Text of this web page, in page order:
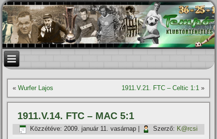
«Wurfer Lajos 1911.V.21. FTC – Celtic 1:1»
1911.V.14. FTC – MAC 5:1
Közzétéve: 2009. január 11. vasárnap Szerző: K@rcsi